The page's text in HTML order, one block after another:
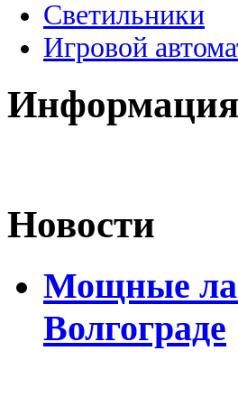
Светильники
Игровой
Информация
Новости
Мощные
Волгограде